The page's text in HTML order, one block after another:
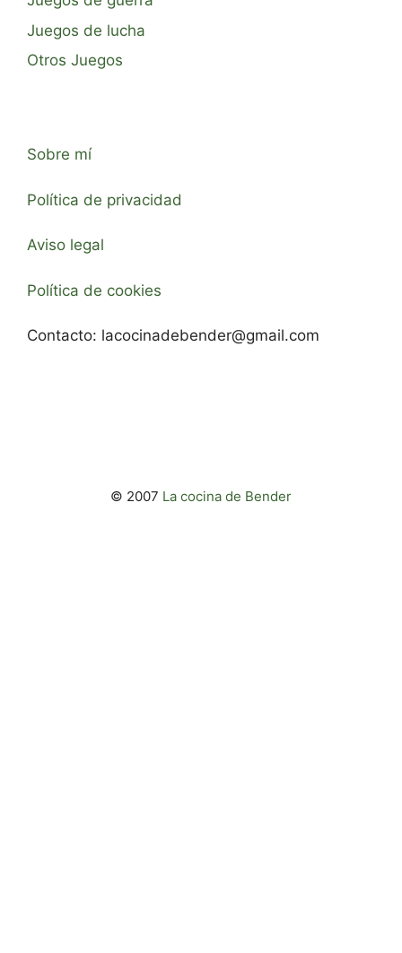
Juegos de lucha
Otros Juegos
Sobre mí
Política de privacidad
Aviso legal
Política de cookies
Contacto: lacocinadebender@gmail.com
© 2007 La cocina de Bender